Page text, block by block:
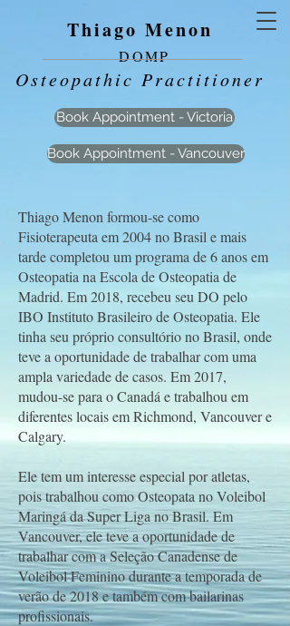
Thiago Menon
DOMP
Osteopathic Practitioner
Book Appointment - Victoria
Book Appointment - Vancouver
Thiago Menon formou-se como
Fisioterapeuta em 2004 no Brasil e mais
tarde completou um programa de 6 anos em
Osteopatia na Escola de Osteopatia de
Madrid. Em 2018, recebeu seu DO pelo
IBO Instituto Brasileiro de Osteopatia. Ele
tinha seu próprio consultório no Brasil, onde
teve a oportunidade de trabalhar com uma
ampla variedade de casos. Em 2017,
mudou-se para o Canadá e trabalhou em
diferentes locais em Richmond, Vancouver e
Calgary.
Ele tem um interesse especial por atletas,
pois trabalhou como Osteopata no Voleibol
Maringá da Super Liga no Brasil. Em
Vancouver, ele teve a oportunidade de
trabalhar com a Seleção Canadense de
Voleibol Feminino durante a temporada de
verão de 2018 e também com bailarinas
profissionais.